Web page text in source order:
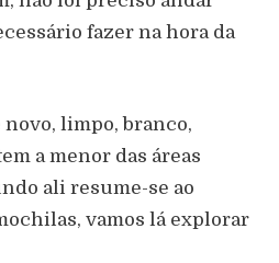
fazer na hora da
novo, limpo, branco,
a menor das áreas
ali resume-se ao
vamos lá explorar